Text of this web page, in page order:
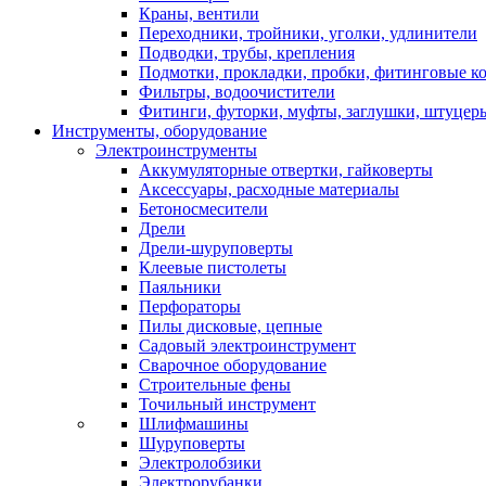
Краны, вентили
Переходники, тройники, уголки, удлинители
Подводки, трубы, крепления
Подмотки, прокладки, пробки, фитинговые
Фильтры, водоочистители
Фитинги, футорки, муфты, заглушки,
Инструменты, оборудование
Электроинструменты
Аккумуляторные отвертки, гайковерты
Аксессуары, расходные материалы
Бетоносмесители
Дрели
Дрели-шуруповерты
Клеевые пистолеты
Паяльники
Перфораторы
Пилы дисковые, цепные
Садовый электроинструмент
Сварочное оборудование
Строительные фены
Точильный инструмент
Шлифмашины
Шуруповерты
Электролобзики
Электрорубанки